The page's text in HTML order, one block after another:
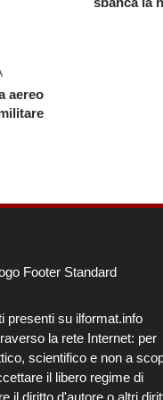
aereo
presenti su ilformat.info
la rete Internet: per
scientifico e non a
il libero regime di
il diritto d'autore o altri